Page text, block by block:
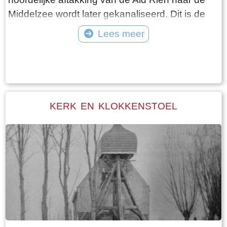
Middelzee wordt later gekanaliseerd. Dit is de
Folsgaasteropvaart. Een kreek die hierop uit
komt, is de oude opvaart naar de boerderij. Bij
Walma State is één van de boerderijen op deze
zwanenjacht. Op oude kaarten staat naast de
boerderij nog een wier. In 1511 wordt er nog een
stinsgracht genoemd. Uit het Register van
aanbreng van 1511 blijkt dat Epa Ighaz “eijgen
geërffd” eigenaar is en Albert Hoytes pachtboer
op de grootste boerderij onder Folsgara. De
boerderij omvat dan LXXX (80) ponden land,
Lees meer
KERK EN KLOKKENSTOEL